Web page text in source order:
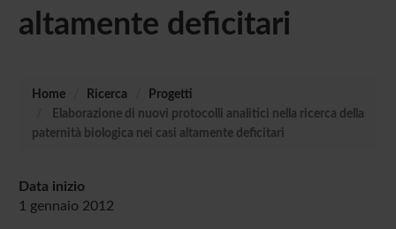
altamente deficitari
Home Ricerca
Progetti
Elaborazione di nuovi protocolli analitici nella ricerca della
paternità biologica nei casi altamente deficitari
Data inizio
1 gennaio 2012